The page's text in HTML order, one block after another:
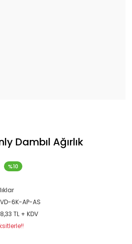
Dambıl Ağırlık
%10
6K-AP-AS
TL + KDV